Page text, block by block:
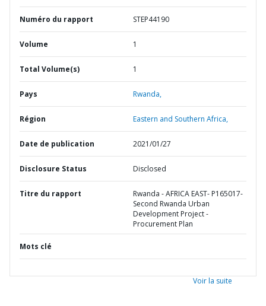
Numéro du rapport STEP44190
Volume 1
Total Volume(s) 1
Pays Rwanda,
Région Eastern and Southern Africa,
Date de publication 2021/01/27
Disclosure Status Disclosed
Titre du rapport
Rwanda - AFRICA EAST- P165017-
Second Rwanda Urban
Development Project -
Procurement Plan
Mots clé
Voir la suite